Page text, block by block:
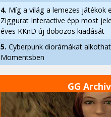
4. Míg a világ a lemezes játékok
Ziggurat Interactive épp most
éves KKnD új dobozos kiadását
5. Cyberpunk diorámákat
Momentsben
GG